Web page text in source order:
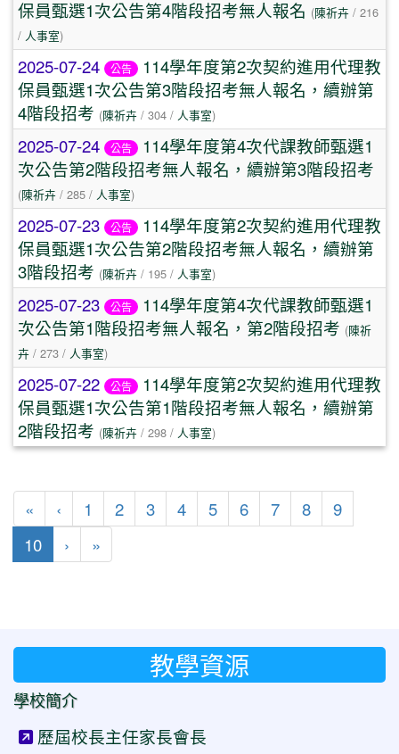
保員甄選1次公告第4階段招考無人報名 (陳祈卉 / 216
/ 人事室)
2025-07-24 公告
114學年度第2次契約進用代理教
保員甄選1次公告第3階段招考無人報名，續辦第
4階段招考 (陳祈卉 / 304 / 人事室)
2025-07-24 公告
114學年度第4次代課教師甄選1
次公告第2階段招考無人報名，續辦第3階段招考
(陳祈卉 / 285 / 人事室)
2025-07-23 公告
114學年度第2次契約進用代理教
保員甄選1次公告第2階段招考無人報名，續辦第
3階段招考 (陳祈卉 / 195 / 人事室)
2025-07-23 公告
114學年度第4次代課教師甄選1
次公告第1階段招考無人報名，第2階段招考 (陳祈
卉 / 273 / 人事室)
2025-07-22 公告
114學年度第2次契約進用代理教
保員甄選1次公告第1階段招考無人報名，續辦第
2階段招考 (陳祈卉 / 298 / 人事室)
« 第一頁
‹ 上一頁
1 2 3 4 5 6 7 8
9
10(目前頁次)
› 下一頁
»
教學資源
學校簡介
歷屆校長主任家長會長